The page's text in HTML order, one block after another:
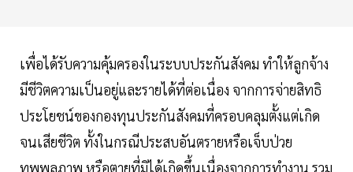
เพื่อได้รับความคุ้มครองในระบบประกันสังคม ทำให้ลูกจ้าง
มีชีวิตความเป็นอยู่และรายได้ที่ต่อเนื่อง จากการจ่ายสิทธิ
ประโยชน์ของกองทุนประกันสังคมที่ครอบคลุมตั้งแต่เกิด
จนเสียชีวิต ทั้งในกรณีประสบอันตรายหรือเจ็บป่วย
ทุพพลภาพ หรือตายที่มิได้เกิดขึ้นเนื่องจากการทำงาน รวม